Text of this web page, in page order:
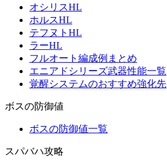
オシリスHL
ホルスHL
テフヌトHL
ラーHL
フルオート編成例まとめ
エニアドシリーズ武器性能一覧
覚醒システムのおすすめ強化先
ボスの防御値
ボスの防御値一覧
スパバハ攻略